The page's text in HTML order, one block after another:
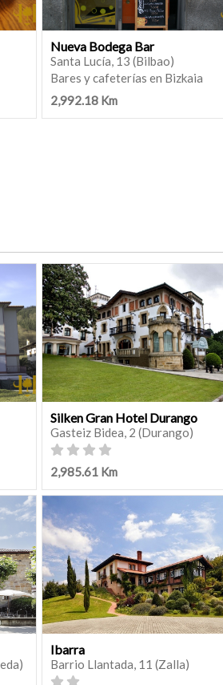
Nueva Bodega Bar
Santa Lucía, 13 (Bilbao)
Bares y cafeterías en Bizkaia
2,992.18 Km
Silken Gran Hotel Durango
Gasteiz Bidea, 2 (Durango)
2,985.61 Km
Ibarra
Barrio Llantada, 11 (Zalla)